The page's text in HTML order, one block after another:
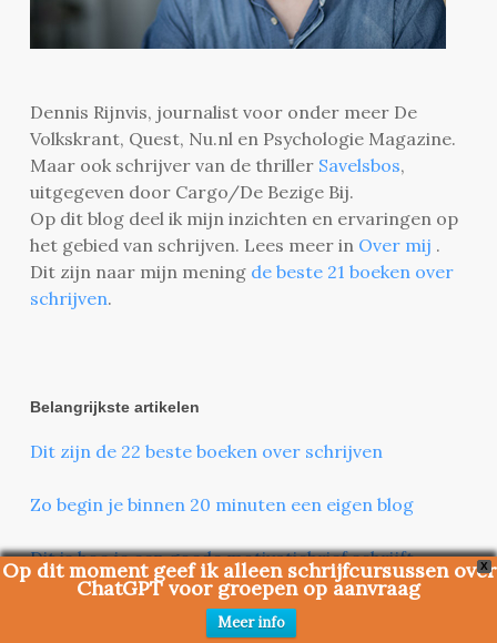
Dennis Rijnvis, journalist voor onder meer De
Volkskrant, Quest, Nu.nl en Psychologie Magazine.
Maar ook schrijver van de thriller Savelsbos,
uitgegeven door Cargo/De Bezige Bij.
Op dit blog deel ik mijn inzichten en ervaringen op
het gebied van schrijven. Lees meer in Over mij .
Dit zijn naar mijn mening de beste 21 boeken over
schrijven.
Belangrijkste artikelen
Dit zijn de 22 beste boeken over schrijven
Zo begin je binnen 20 minuten een eigen blog
Dit is hoe je een goede motivatiebrief schrijft
Deze 21 woorden moet ik vaker schrappen uit mijn
X
Op dit moment geef ik alleen schrijfcursussen over
ChatGPT voor groepen op aanvraag
Meer info